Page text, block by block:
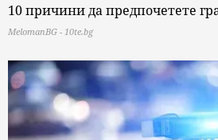
10 причини да предпочетете
MelomanBG - 10te.bg